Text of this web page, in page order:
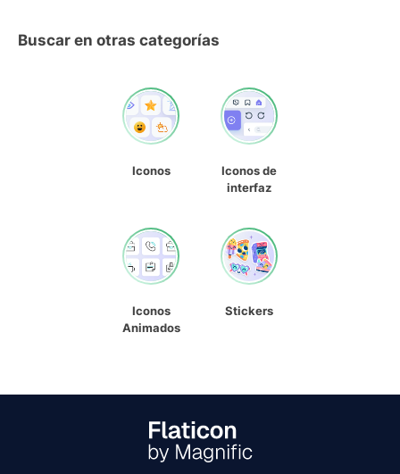
Buscar en otras categorías
Iconos
Iconos de
interfaz
Iconos
Animados
Stickers